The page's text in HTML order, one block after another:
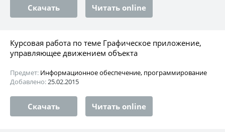
Скачать Читать online
Курсовая работа по теме Графическое приложение,
управляющее движением объекта
Предмет: Информационное обеспечение, программирование
Добавлено:25.02.2015
Скачать Читать online